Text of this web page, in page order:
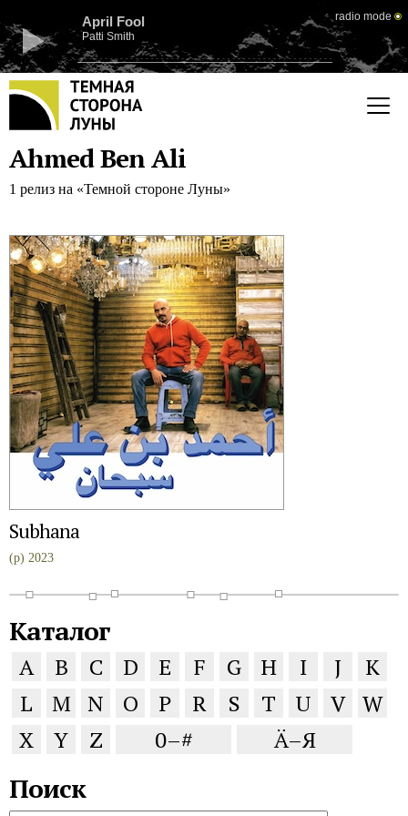
April Fool
Patti Smith
radio mode
Ahmed Ben Ali
1 релиз на «Темной стороне Луны»
Subhana
(p) 2023
Каталог
A B C D E F G H I J
K
L
M N O P R S T U V W
X
Y Z 0–# Ä–Я
Поиск